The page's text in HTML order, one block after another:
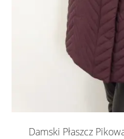
Damski Płaszcz